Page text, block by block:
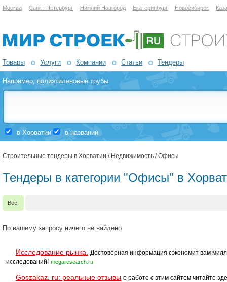
Москва Санкт-Петербург Нижний Новгород Екатеринбург Новосибирск
Товары Услуги Компании Статьи Тендеры
Например,полиэтиленовые трубы
в Хорватии в названии
Строительные тендеры в Хорватии / Недвижимость / Офисы
Тендеры в категории "Офисы" в
Все,
По вашему запросу ничего не найдено
Исследование рынка.
Достоверная информация сэкономит вам
исследований! megaresearch.ru
Goszakaz. ru: реальные отзывы о работе с этим сайтом читайте